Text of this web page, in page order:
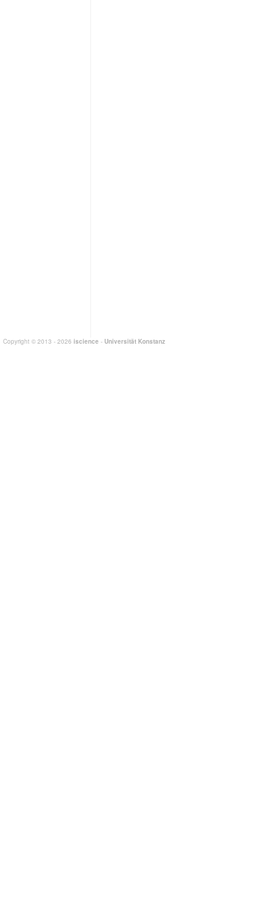
Copyright © 2013 - 2026 iscience - Universität Konstanz